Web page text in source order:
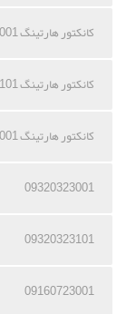
کانکتور هارتینگ 09210253001 Harting
کانکتور هارتینگ 09210153101 Harting
کانکتور هارتینگ 09210153001 Harting
09320323001
09320323101
09160723001